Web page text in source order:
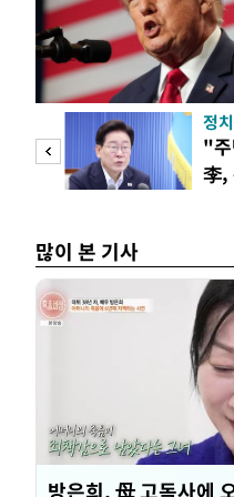
정치
"
李,
많이 본 기사
방은희, 母 고독사에